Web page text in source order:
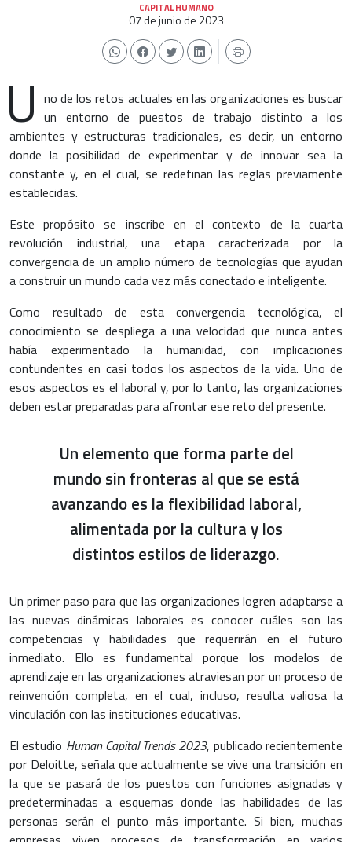
CAPITAL HUMANO
07 de junio de 2023
U no de los retos actuales en las organizaciones es buscar
un entorno de puestos de trabajo distinto a los
ambientes y estructuras tradicionales, es decir, un entorno
donde la posibilidad de experimentar y de innovar sea la
constante y, en el cual, se redefinan las reglas previamente
establecidas.
Este propósito se inscribe en el contexto de la cuarta
revolución industrial, una etapa caracterizada por la
convergencia de un amplio número de tecnologías que ayudan
a construir un mundo cada vez más conectado e inteligente.
Como resultado de esta convergencia tecnológica, el
conocimiento se despliega a una velocidad que nunca antes
había experimentado la humanidad, con implicaciones
contundentes en casi todos los aspectos de la vida. Uno de
esos aspectos es el laboral y, por lo tanto, las organizaciones
deben estar preparadas para afrontar ese reto del presente.
Un elemento que forma parte del
mundo sin fronteras al que se está
avanzando es la flexibilidad laboral,
alimentada por la cultura y los
distintos estilos de liderazgo.
Un primer paso para que las organizaciones logren adaptarse a
las nuevas dinámicas laborales es conocer cuáles son las
competencias y habilidades que requerirán en el futuro
inmediato. Ello es fundamental porque los modelos de
aprendizaje en las organizaciones atraviesan por un proceso de
reinvención completa, en el cual, incluso, resulta valiosa la
vinculación con las instituciones educativas.
El estudio Human Capital Trends 2023, publicado recientemente
por Deloitte, señala que actualmente se vive una transición en
la que se pasará de los puestos con funciones asignadas y
predeterminadas a esquemas donde las habilidades de las
personas serán el punto más importante. Si bien, muchas